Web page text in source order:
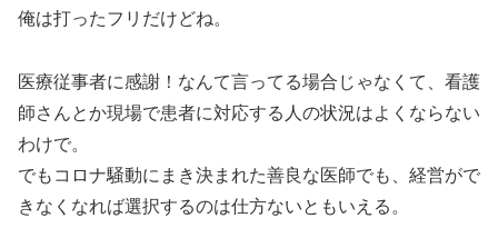
俺は打ったフリだけどね。
医療従事者に感謝！なんて言ってる場合じゃなくて、看護
師さんとか現場で患者に対応する人の状況はよくならない
わけで。
でもコロナ騒動にまき決まれた善良な医師でも、経営がで
きなくなれば選択するのは仕方ないともいえる。